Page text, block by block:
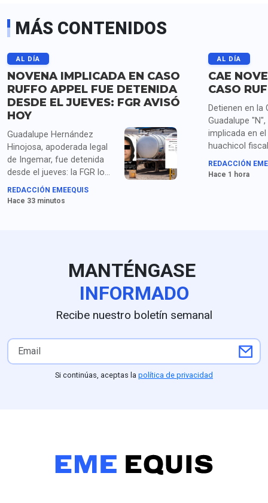
MÁS CONTENIDOS
AL DÍA
NOVENA IMPLICADA EN CASO
RUFFO APPEL FUE DETENIDA
DESDE EL JUEVES: FGR AVISÓ
HOY
Guadalupe Hernández
Hinojosa, apoderada legal
de Ingemar, fue detenida
desde el jueves: la FGR lo
informó hasta este sábado.
REDACCIÓN EMEEQUIS
Hace 33 minutos
AL DÍA
CAE
CASO
Detienen en la
Guadalupe
implicada en
huachicol
ya están
proceso Ruffo
REDACCIÓN
Hace 1 hora
MANTÉNGASE
INFORMADO
Recibe nuestro boletín semanal
Si continúas, aceptas la política de privacidad